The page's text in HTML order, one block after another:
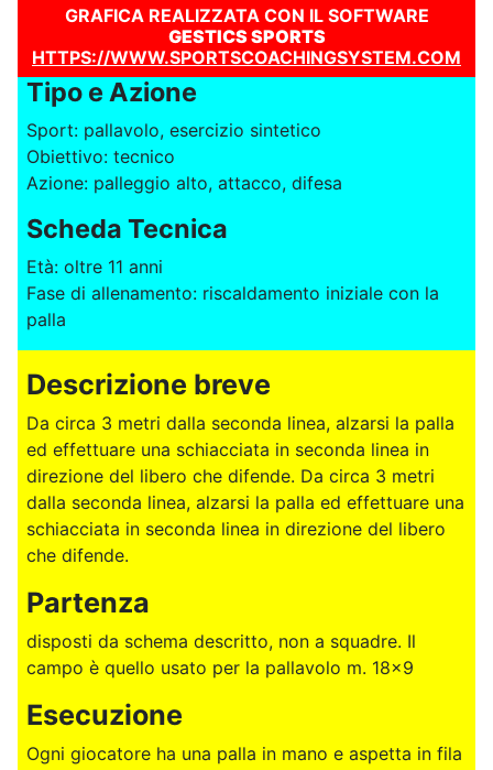
GRAFICA REALIZZATA CON IL SOFTWARE
GESTICS SPORTS
HTTPS://WWW.SPORTSCOACHINGSYSTEM.COM
Tipo e Azione
Sport: pallavolo, esercizio sintetico
Obiettivo: tecnico
Azione: palleggio alto, attacco, difesa
Scheda Tecnica
Età: oltre 11 anni
Fase di allenamento: riscaldamento iniziale con la
palla
Descrizione breve
Da circa 3 metri dalla seconda linea, alzarsi la palla
ed effettuare una schiacciata in seconda linea in
direzione del libero che difende. Da circa 3 metri
dalla seconda linea, alzarsi la palla ed effettuare una
schiacciata in seconda linea in direzione del libero
che difende.
Partenza
disposti da schema descritto, non a squadre. Il
campo è quello usato per la pallavolo m. 18x9
Esecuzione
Ogni giocatore ha una palla in mano e aspetta in fila